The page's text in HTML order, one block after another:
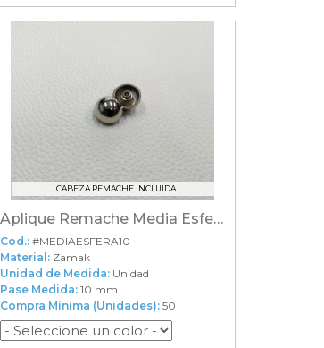
CABEZA REMACHE INCLUIDA
Aplique Remache Media Esfera
Cod.: #MEDIAESFERA10
Material: Zamak
Unidad de Medida: Unidad
Pase Medida: 10 mm
Compra Mínima (Unidades): 50
50en el carrito